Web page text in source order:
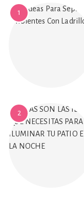
1
2